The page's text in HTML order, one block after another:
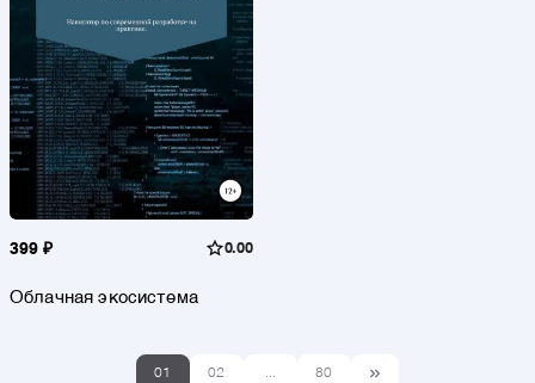
399 ₽ 0.00
Облачная экосистема
01 02 ... 80